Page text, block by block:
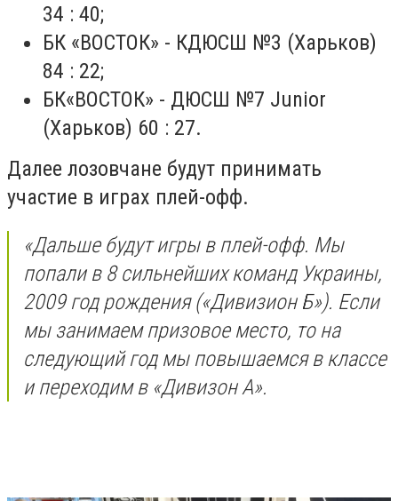
34 : 40;
БК «ВОСТОК» - КДЮСШ №3 (Харьков)
84 : 22;
БК«ВОСТОК» - ДЮСШ №7 Junior
(Харьков) 60 : 27.
Далее лозовчане будут принимать
участие в играх плей-офф.
«Дальше будут игры в плей-офф. Мы
попали в 8 сильнейших команд Украины,
2009 год рождения («Дивизион Б»). Если
мы занимаем призовое место, то на
следующий год мы повышаемся в классе
и переходим в «Дивизон А».